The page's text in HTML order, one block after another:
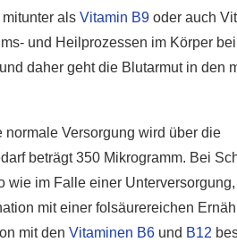
als Vitamin B9 oder auch
und Heilprozessen im Körper
daher geht die Blutarmut in den
Versorgung wird über die
beträgt 350 Mikrogramm. Bei
wie im Falle einer
mit einer folsäurereichen
mit den Vitaminen B6 und B12